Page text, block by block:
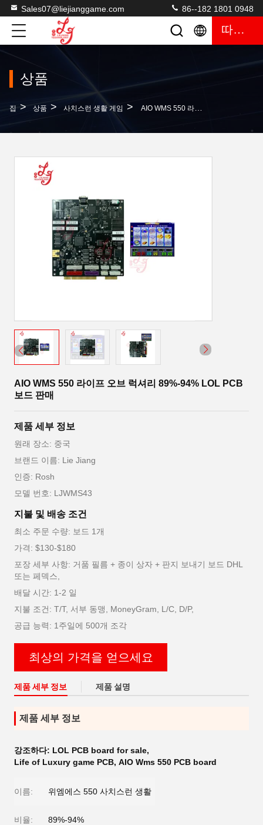
Sales07@liejianggame.com 86--182 1801 0948
따옴표
상품
집 > 상품 > 사치스런 생활 게임 > AIO WMS 550 라이프 오브 럭셔리 89%-94% LOL PCB 보드 판매
AIO WMS 550 라이프 오브 럭셔리 89%-94% LOL PCB
보드 판매
제품 세부 정보
원래 장소: 중국
브랜드 이름: Lie Jiang
인증: Rosh
모델 번호: LJWMS43
지불 및 배송 조건
최소 주문 수량: 보드 1개
가격: $130-$180
포장 세부 사항: 거품 필름 + 종이 상자 + 판지 보내기 보드 DHL
또는 페덱스,
배달 시간: 1-2 일
지불 조건: T/T, 서부 동맹, MoneyGram, L/C, D/P,
공급 능력: 1주일에 500개 조각
최상의 가격을 얻으세요
제품 세부 정보 제품 설명
제품 세부 정보
강조하다: LOL PCB board for sale,
Life of Luxury game PCB, AIO Wms 550 PCB board
이름: 위엠에스 550 사치스런 생활
비율: 89%-94%